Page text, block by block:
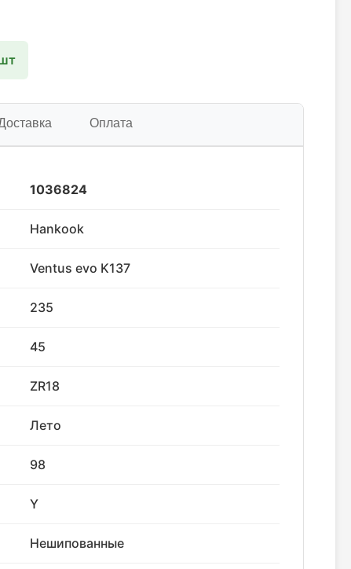
Оплата
1036824
Hankook
Ventus evo K137
235
45
ZR18
Лето
98
Y
Нешипованные